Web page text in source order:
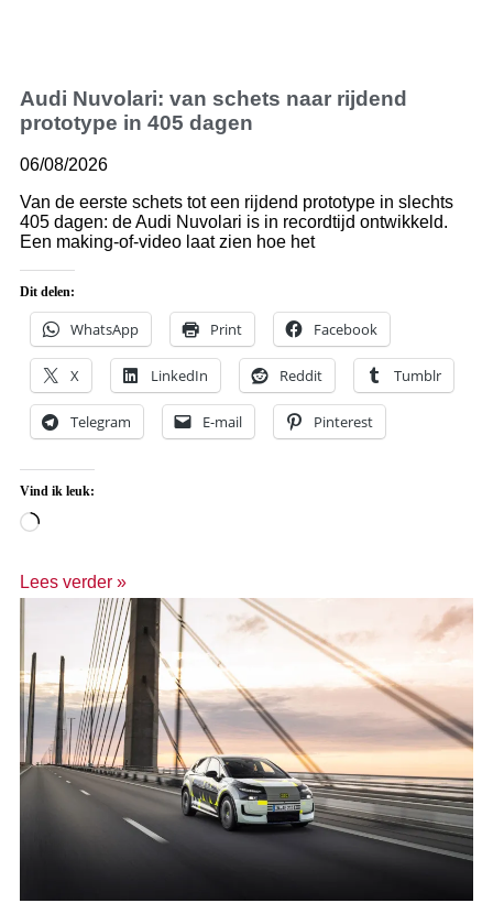
Audi Nuvolari: van schets naar rijdend
prototype in 405 dagen
06/08/2026
Van de eerste schets tot een rijdend prototype in slechts
405 dagen: de Audi Nuvolari is in recordtijd ontwikkeld.
Een making-of-video laat zien hoe het
Dit delen:
WhatsApp Print Facebook
X LinkedIn Reddit Tumblr
Telegram E-mail Pinterest
Vind ik leuk:
Lees verder »